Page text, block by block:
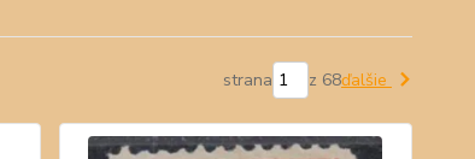
strana z 68ďalšie